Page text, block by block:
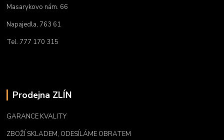
Masarykovo nám. 66
Napajedla, 763 61
Tel. 777 170 315
Prodejna ZLÍN
GARANCE KVALITY
ZBOŽÍ SKLADEM, ODESÍLÁME OBRATEM